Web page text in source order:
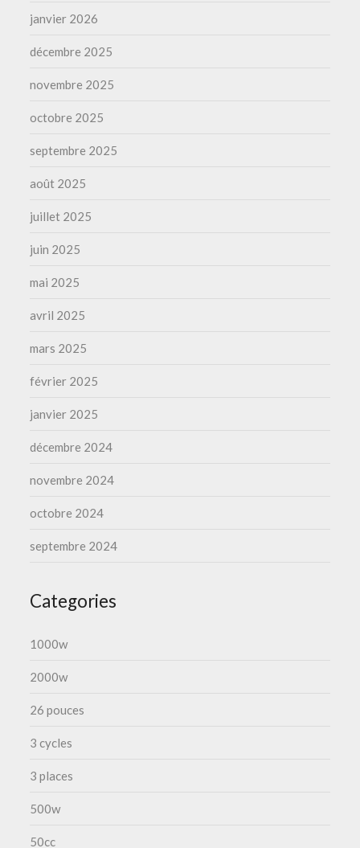
janvier 2026
décembre 2025
novembre 2025
octobre 2025
septembre 2025
août 2025
juillet 2025
juin 2025
mai 2025
avril 2025
mars 2025
février 2025
janvier 2025
décembre 2024
novembre 2024
octobre 2024
septembre 2024
Categories
1000w
2000w
26 pouces
3 cycles
3 places
500w
50cc